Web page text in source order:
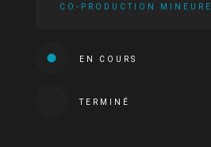
CO-PRODUCTION MINEURE
EN COURS
TERMINÉ